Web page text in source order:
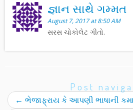
જ્ઞાન સાથે ગમ્મત
August 7, 2017 at 8:50 AM
સરસ ચોકોલેટ ગીતો.
Post
← ભેજાફ્રાય કે આપણી ભાષાની